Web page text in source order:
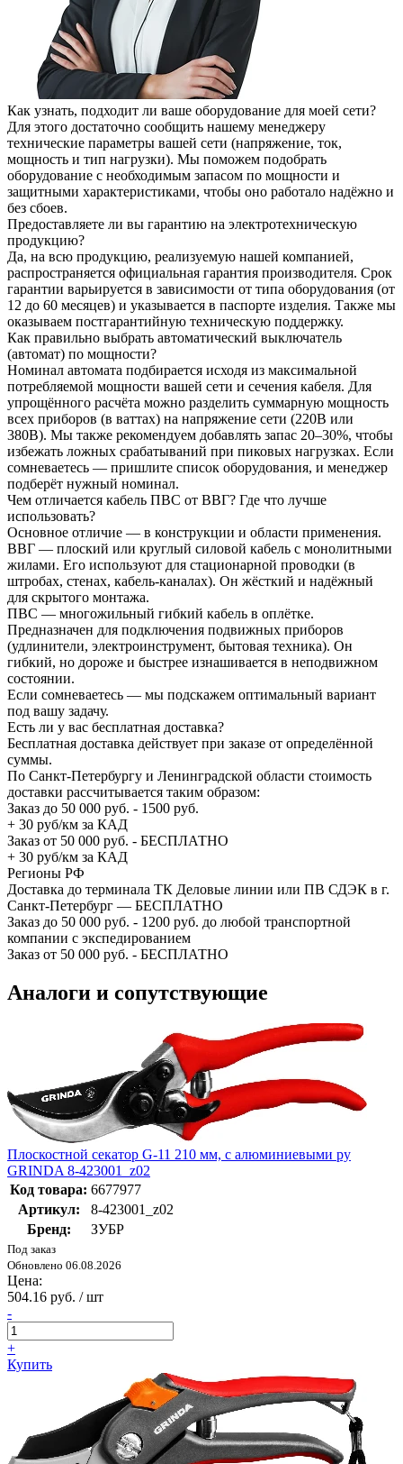
Как узнать, подходит ли ваше оборудование для моей сети?
Для этого достаточно сообщить нашему менеджеру
технические параметры вашей сети (напряжение, ток,
мощность и тип нагрузки). Мы поможем подобрать
оборудование с необходимым запасом по мощности и
защитными характеристиками, чтобы оно работало надёжно и
без сбоев.
Предоставляете ли вы гарантию на электротехническую
продукцию?
Да, на всю продукцию, реализуемую нашей компанией,
распространяется официальная гарантия производителя. Срок
гарантии варьируется в зависимости от типа оборудования (от
12 до 60 месяцев) и указывается в паспорте изделия. Также мы
оказываем постгарантийную техническую поддержку.
Как правильно выбрать автоматический выключатель
(автомат) по мощности?
Номинал автомата подбирается исходя из максимальной
потребляемой мощности вашей сети и сечения кабеля. Для
упрощённого расчёта можно разделить суммарную мощность
всех приборов (в ваттах) на напряжение сети (220В или
380В). Мы также рекомендуем добавлять запас 20–30%, чтобы
избежать ложных срабатываний при пиковых нагрузках. Если
сомневаетесь — пришлите список оборудования, и менеджер
подберёт нужный номинал.
Чем отличается кабель ПВС от ВВГ? Где что лучше
использовать?
Основное отличие — в конструкции и области применения.
ВВГ — плоский или круглый силовой кабель с монолитными
жилами. Его используют для стационарной проводки (в
штробах, стенах, кабель-каналах). Он жёсткий и надёжный
для скрытого монтажа.
ПВС — многожильный гибкий кабель в оплётке.
Предназначен для подключения подвижных приборов
(удлинители, электроинструмент, бытовая техника). Он
гибкий, но дороже и быстрее изнашивается в неподвижном
состоянии.
Если сомневаетесь — мы подскажем оптимальный вариант
под вашу задачу.
Есть ли у вас бесплатная доставка?
Бесплатная доставка действует при заказе от определённой
суммы.
По Санкт-Петербургу и Ленинградской области стоимость
доставки рассчитывается таким образом:
Заказ до 50 000 руб. - 1500 руб.
+ 30 руб/км за КАД
Заказ от 50 000 руб. - БЕСПЛАТНО
+ 30 руб/км за КАД
Регионы РФ
Доставка до терминала ТК Деловые линии или ПВ СДЭК в г.
Санкт-Петербург — БЕСПЛАТНО
Заказ до 50 000 руб. - 1200 руб. до любой транспортной
компании с экспедированием
Заказ от 50 000 руб. - БЕСПЛАТНО
Аналоги и сопутствующие
Плоскостной секатор G-11 210 мм, с алюминиевыми ру
GRINDA 8-423001_z02
Код товара: 6677977
Артикул:
8-423001_z02
Бренд:
ЗУБР
Под заказ
Обновлено 06.08.2026
Цена:
504.16 руб. / шт
-
+
Купить